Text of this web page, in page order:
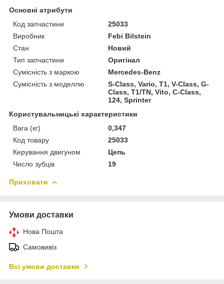
Основні атрибути
Код запчастини
25033
Виробник
Febi Bilstein
Стан
Новий
Тип запчастини
Оригінал
Сумісність з маркою
Mercedes-Benz
Сумісність з моделлю
S-Class, Vario, T1, V-Class, G-
Class, T1/TN, Vito, C-Class,
124, Sprinter
Користувальницькі характеристики
Вага (кг)
0,347
Код товару
25033
Керування двигуном
Цепь
Число зубців
19
Приховати
Умови доставки
Нова Пошта
Самовивіз
Всі умови доставки